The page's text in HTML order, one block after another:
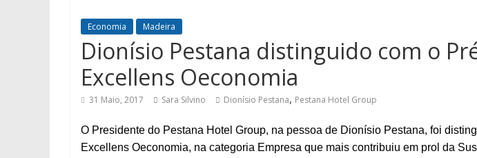
Economia Madeira
Dionísio Pestana distinguido com o
Excellens Oeconomia
31 Maio, 2017 Sara Silvino Dionísio Pestana, Pestana Hotel Group
O Presidente do Pestana Hotel Group, na pessoa de Dionísio Pestana, foi
Excellens Oeconomia, na categoria Empresa que mais contribuiu em prol da